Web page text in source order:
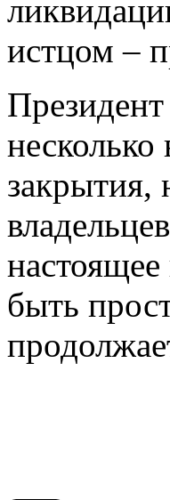
истцом –
Президент
несколько
закрытия,
быть